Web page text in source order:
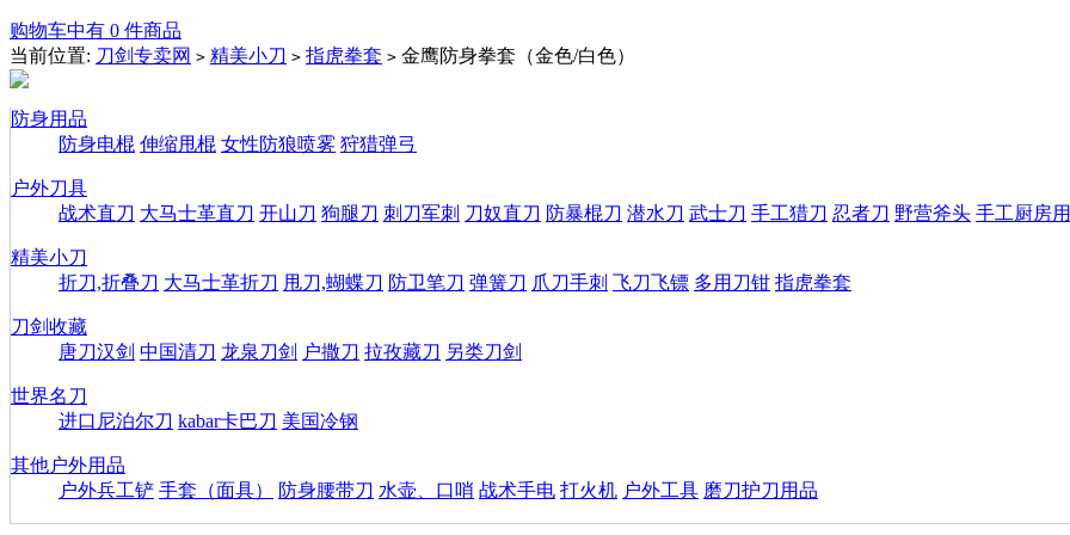
购物车中有 0 件商品
当前位置: 刀剑专卖网 > 精美小刀 > 指虎拳套 > 金鹰防身拳套（金色/白色）
防身用品
防身电棍 伸缩甩棍 女性防狼喷雾 狩猎弹弓
户外刀具
战术直刀 大马士革直刀 开山刀 狗腿刀 刺刀军刺 刀奴直刀 防暴棍刀 潜水刀 武士刀 手工猎刀 忍者刀 野营斧头 手工厨房
精美小刀
折刀,折叠刀 大马士革折刀 甩刀,蝴蝶刀 防卫笔刀 弹簧刀 爪刀手刺 飞刀飞镖 多用刀钳 指虎拳套
刀剑收藏
唐刀汉剑 中国清刀 龙泉刀剑 户撒刀 拉孜藏刀 另类刀剑
世界名刀
进口尼泊尔刀 kabar卡巴刀 美国冷钢
其他户外用品
户外兵工铲 手套（面具） 防身腰带刀 水壶、口哨 战术手电 打火机 户外工具 磨刀护刀用品